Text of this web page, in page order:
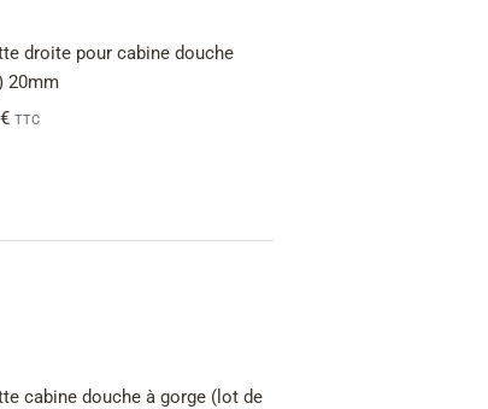
droite pour cabine douche
20mm
€ TTC
cabine douche à gorge (lot de